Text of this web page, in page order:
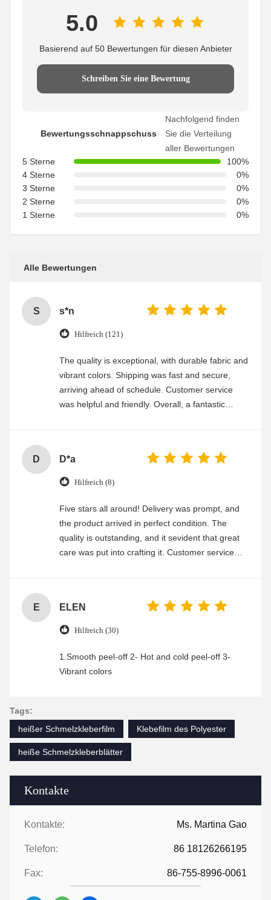
Kontakte
Kontakte: Ms. Martina Gao
Telefon: 86 18126266195
Fax: 86-755-8996-0061
5.0
Basierend auf 50 Bewertungen für diesen Anbieter
Schreiben Sie eine Bewertung
Bewertungsschnappschuss
Nachfolgend finden
Sie die Verteilung
aller Bewertungen
5 Sterne
100%
4 Sterne
0%
3 Sterne
0%
2 Sterne
0%
1 Sterne
0%
Alle Bewertungen
S s*n
Hilfreich (121)
The quality is exceptional, with durable fabric and
vibrant colors. Shipping was fast and secure,
arriving ahead of schedule. Customer service
was helpful and friendly. Overall, a fantastic
D D*a
Hilfreich (8)
Five stars all around! Delivery was prompt, and
the product arrived in perfect condition. The
quality is outstanding, and it sevident that great
care was put into crafting it. Customer service
E ELEN
Hilfreich (30)
1.Smooth peel-off 2- Hot and cold peel-off 3-
Vibrant colors
Tags:
heißer Schmelzkleberfilm
Klebefilm des Polyester
heiße Schmelzkleberblätter